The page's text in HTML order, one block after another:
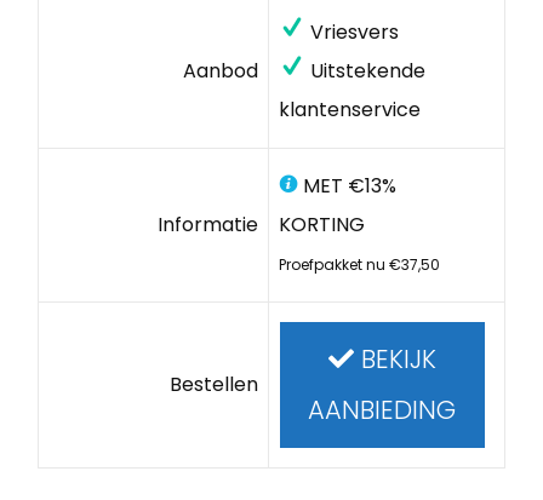
Aanbod
Vriesvers
Uitstekende
klantenservice
Informatie
MET €13%
KORTING
Proefpakket nu €37,50
Bestellen
BEKIJK
AANBIEDING